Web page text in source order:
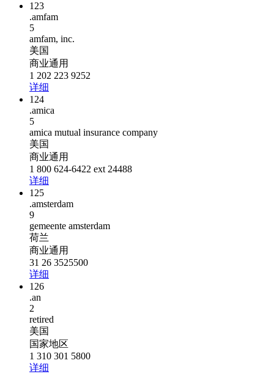
123
.amfam
5
amfam, inc.
美国
商业通用
1 202 223 9252
详细
124
.amica
5
amica mutual insurance company
美国
商业通用
1 800 624-6422 ext 24488
详细
125
.amsterdam
9
gemeente amsterdam
荷兰
商业通用
31 26 3525500
详细
126
.an
2
retired
美国
国家地区
1 310 301 5800
详细